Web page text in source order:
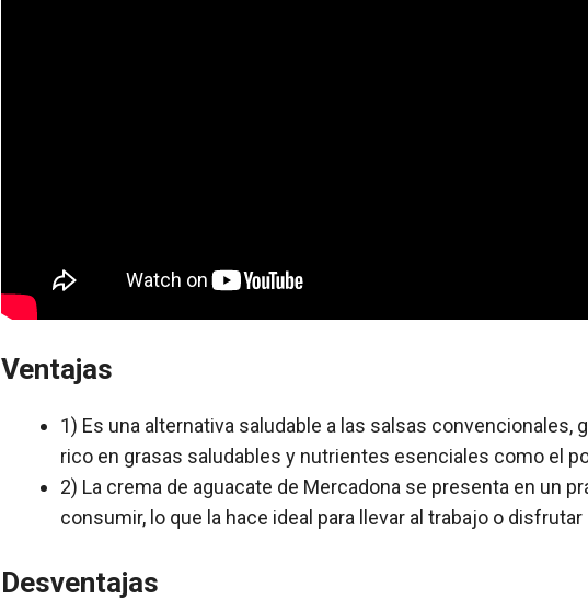
Ventajas
1) Es una alternativa saludable a las salsas convencionales,
rico en grasas saludables y nutrientes esenciales como el
2) La crema de aguacate de Mercadona se presenta en un
consumir, lo que la hace ideal para llevar al trabajo o
Desventajas